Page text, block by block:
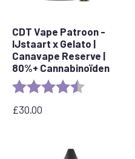
CDT Vape Patroon -
IJstaart x Gelato |
Canavape Reserve |
80%+ Cannabinoïden
Beoordeling:
£30.00